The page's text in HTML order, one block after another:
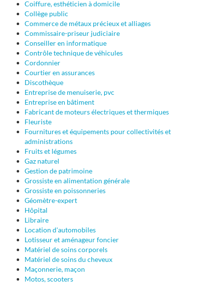
Coiffure, esthéticien à domicile
Collège public
Commerce de métaux précieux et alliages
Commissaire-priseur judiciaire
Conseiller en informatique
Contrôle technique de véhicules
Cordonnier
Courtier en assurances
Discothèque
Entreprise de menuiserie, pvc
Entreprise en bâtiment
Fabricant de moteurs électriques et thermiques
Fleuriste
Fournitures et équipements pour collectivités et
administrations
Fruits et légumes
Gaz naturel
Gestion de patrimoine
Grossiste en alimentation générale
Grossiste en poissonneries
Géomètre-expert
Hôpital
Libraire
Location d'automobiles
Lotisseur et aménageur foncier
Matériel de soins corporels
Matériel de soins du cheveux
Maçonnerie, maçon
Motos, scooters